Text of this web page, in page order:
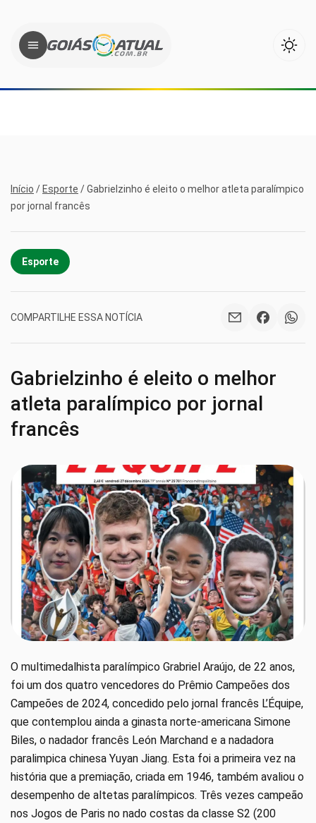
Início / Esporte /Gabrielzinho é eleito o melhor atleta paralímpico
por jornal francês
Esporte
COMPARTILHE ESSA NOTÍCIA
Gabrielzinho é eleito o melhor
atleta paralímpico por jornal
francês
O multimedalhista paralímpico Grabriel Araújo, de 22 anos,
foi um dos quatro vencedores do Prêmio Campeões dos
Campeões de 2024, concedido pelo jornal francês L’Équipe,
que contemplou ainda a ginasta norte-americana Simone
Biles, o nadador francês León Marchand e a nadadora
paralimpica chinesa Yuyan Jiang. Esta foi a primeira vez na
história que a premiação, criada em 1946, também avaliou o
desempenho de altetas paralímpicos. Três vezes campeão
nos Jogos de Paris no nado costas da classe S2 (200